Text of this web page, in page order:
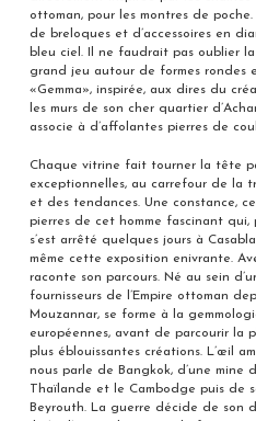
ottoman, pour les montres de
de breloques et d’accessoires en
bleu ciel. Il ne faudrait pas oublier
grand jeu autour de formes rondes
«Gemma», inspirée, aux dires du
les murs de son cher quartier
associe à d’affolantes pierres de
Chaque vitrine fait tourner la tête
exceptionnelles, au carrefour de la
et des tendances. Une constance,
pierres de cet homme fascinant
s’est arrêté quelques jours à
même cette exposition enivrante.
raconte son parcours. Né au sein
fournisseurs de l’Empire ottoman
Mouzannar, se forme à la
européennes, avant de parcourir la
plus éblouissantes créations. L’œil
nous parle de Bangkok, d’une
Thaïlande et le Cambodge puis de
Beyrouth. La guerre décide de son